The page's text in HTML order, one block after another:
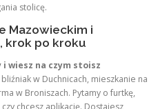
stolicę.
Mazowieckim i
krok po kroku
i wiesz na czym stoisz
w Duchnicach, mieszkanie na
w Broniszach. Pytamy o furtkę,
chcesz aplikację. Dostajesz